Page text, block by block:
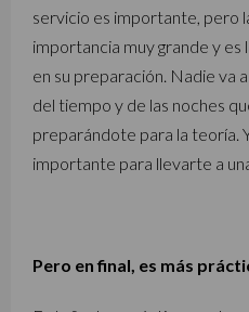
servicio es importante, pero
importancia muy grande y
en su preparación. Nadie va
del tiempo y de las noches
preparándote para la teoría.
importante para llevarte a
Pero en final, es más